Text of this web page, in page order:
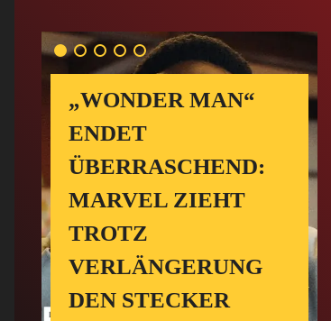
„WONDER MAN“
ENDET
ÜBERRASCHEND:
MARVEL ZIEHT
TROTZ
VERLÄNGERUNG
DEN STECKER